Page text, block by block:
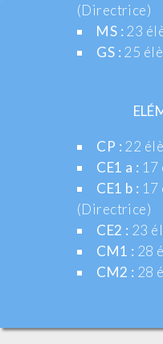
(Directrice)
MS : 23
GS : 25
CP : 22
CE1 a : 17
CE1 b : 17
(Directrice)
CE2 : 23
CM1 : 28
CM2 : 28